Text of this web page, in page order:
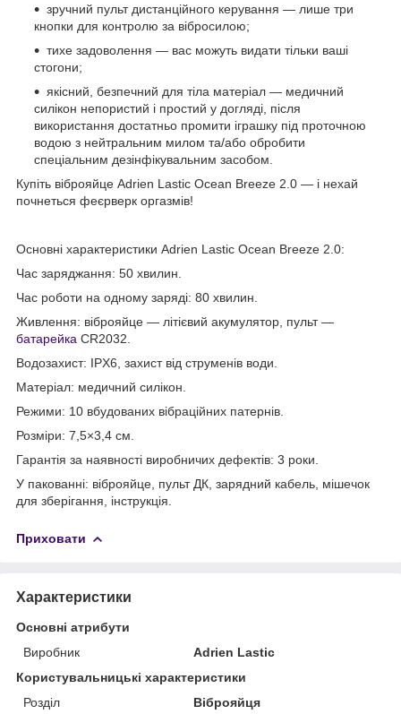
зручний пульт дистанційного керування — лише три
кнопки для контролю за вібросилою;
тихе задоволення — вас можуть видати тільки ваші
стогони;
якісний, безпечний для тіла матеріал — медичний
силікон непористий і простий у догляді, після
використання достатньо промити іграшку під проточною
водою з нейтральним милом та/або обробити
спеціальним дезінфікувальним засобом.
Купіть віброяйце Adrien Lastic Ocean Breeze 2.0 — і нехай
почнеться феєрверк оргазмів!
Основні характеристики Adrien Lastic Ocean Breeze 2.0:
Час заряджання: 50 хвилин.
Час роботи на одному заряді: 80 хвилин.
Живлення: віброяйце — літієвий акумулятор, пульт —
батарейка CR2032.
Водозахист: IPX6, захист від струменів води.
Матеріал: медичний силікон.
Режими: 10 вбудованих вібраційних патернів.
Розміри: 7,5×3,4 см.
Гарантія за наявності виробничих дефектів: 3 роки.
У пакованні: віброяйце, пульт ДК, зарядний кабель, мішечок
для зберігання, інструкція.
Приховати
Характеристики
Основні атрибути
Виробник
Adrien Lastic
Користувальницькі характеристики
Розділ
Віброяйця